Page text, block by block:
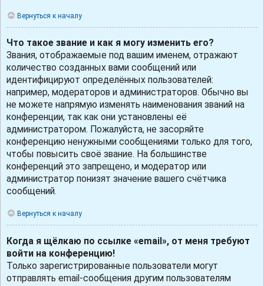
Вернуться к началу
Что такое звание и как я могу изменить его?
Звания, отображаемые под вашим именем, отражают
количество созданных вами сообщений или
идентифицируют определённых пользователей:
например, модераторов и администраторов. Обычно вы
не можете напрямую изменять наименования званий на
конференции, так как они установлены её
администратором. Пожалуйста, не засоряйте
конференцию ненужными сообщениями только для того,
чтобы повысить своё звание. На большинстве
конференций это запрещено, и модератор или
администратор понизят значение вашего счётчика
сообщений.
Вернуться к началу
Когда я щёлкаю по ссылке «email», от меня требуют
войти на конференцию!
Только зарегистрированные пользователи могут
отправлять email-сообщения другим пользователям